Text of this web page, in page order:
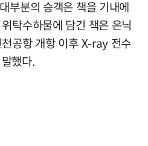
부분의 승객은 책을 기내에
탁수하물에 담긴 책은 은닉
공항 개항 이후 X-ray 전수
했다.